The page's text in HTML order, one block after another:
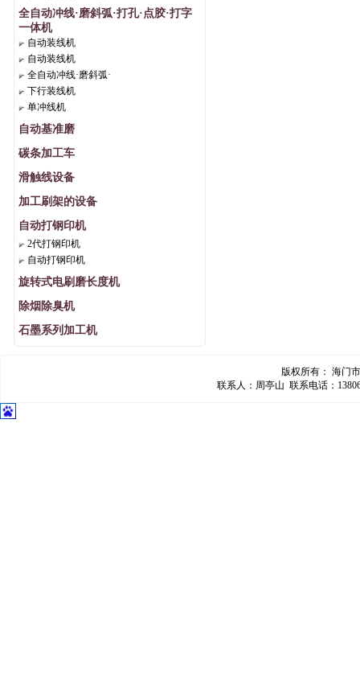
全自动冲线·磨斜弧·打孔·点胶·打字
一体机
自动装线机
自动装线机
全自动冲线·磨斜弧·
下行装线机
单冲线机
自动基准磨
碳条加工车
滑触线设备
加工刷架的设备
自动打钢印机
2代打钢印机
自动打钢印机
旋转式电刷磨长度机
除烟除臭机
石墨系列加工机
版权所有： 海门
联系人：周亭山 联系电话：